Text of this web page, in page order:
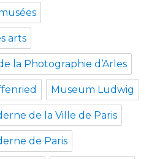
arts
la Photographie d’Arles
Museum Ludwig
de la Ville de Paris
de Paris